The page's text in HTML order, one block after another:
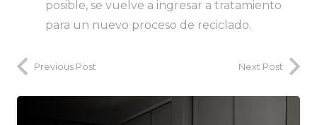
posible, se vuelve a ingresar a tratamiento
para un nuevo proceso de reciclado.
Previous Post Next Post